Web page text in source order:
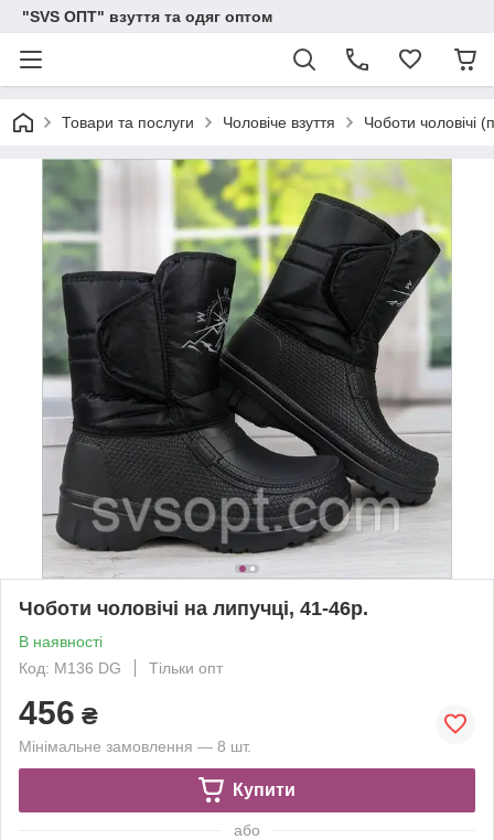
"SVS ОПТ" взуття та одяг оптом
Товари та послуги Чоловіче взуття Чоботи чоловічі
Чоботи чоловічі на липучці, 41-46р.
В наявності
Код: М136 DG
Тільки опт
456 ₴
Мінімальне замовлення — 8 шт.
Купити
або